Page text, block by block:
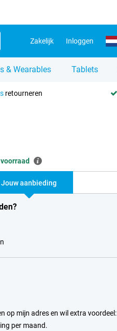
Zakelijk Inloggen
& Wearables Tablets
retourneren
Jouw aanbieding
op mijn adres en wil extra voordeel:
per maand.